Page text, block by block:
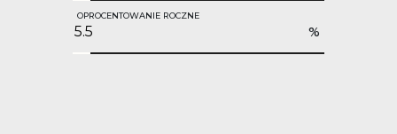
OPROCENTOWANIE ROCZNE
%